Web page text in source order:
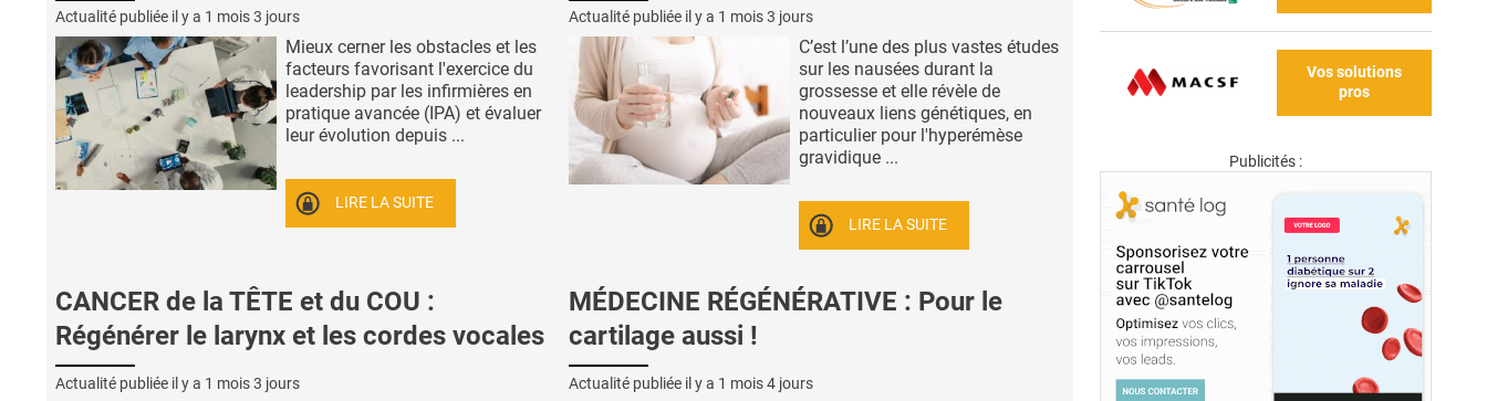
Actualité publiée il y a 1 mois 3 jours
Mieux cerner les obstacles et les
facteurs favorisant l'exercice du
leadership par les infirmières en
pratique avancée (IPA) et évaluer
leur évolution depuis ...
LIRE LA SUITE
Actualité publiée il y a 1 mois 3 jours
C’est l’une des plus vastes études
sur les nausées durant la
grossesse et elle révèle de
nouveaux liens génétiques, en
particulier pour l'hyperémèse
gravidique ...
LIRE LA SUITE
CANCER de la TÊTE et du COU :
Régénérer le larynx et les cordes vocales
Actualité publiée il y a 1 mois 3 jours
MÉDECINE RÉGÉNÉRATIVE : Pour le
cartilage aussi !
Actualité publiée il y a 1 mois 4 jours
Vos solutions
pros
Publicités :